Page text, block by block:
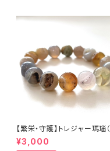
【繁栄・守護】トレジャー瑪瑙（
石サイズ 12mm）内径16cm
¥3,000